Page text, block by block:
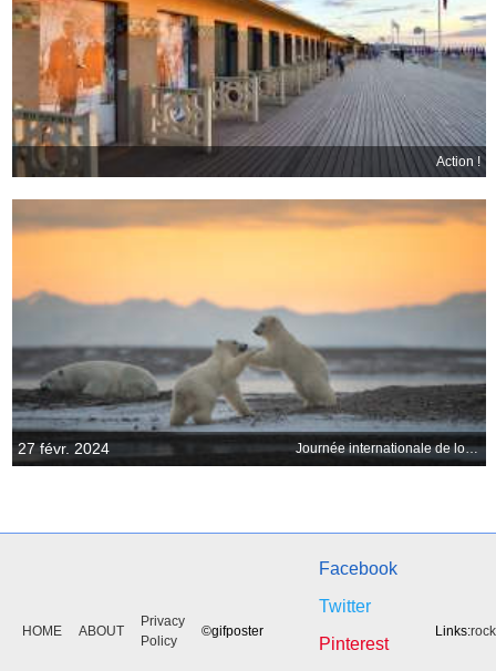
Action !
27 févr. 2024 Journée internationale de lours polaire
HOME ABOUT
Privacy
Policy
©gifposter
Facebook
Twitter
Pinterest
Links: